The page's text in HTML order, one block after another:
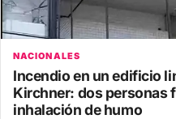
NACIONALES
Incendio en un edificio
Kirchner: dos personas
inhalación de humo